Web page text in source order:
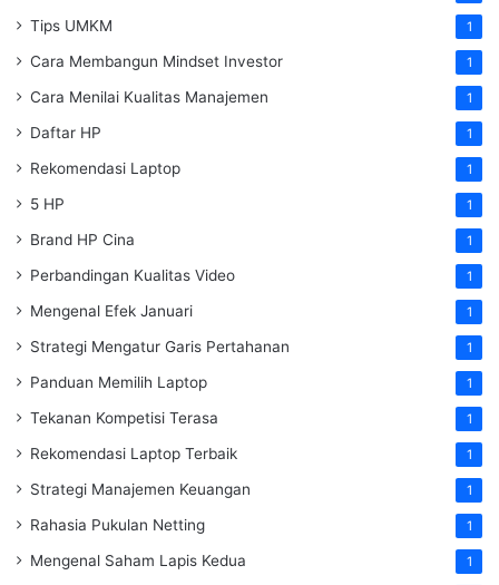
Tips UMKM 1
Cara Membangun Mindset Investor 1
Cara Menilai Kualitas Manajemen 1
Daftar HP 1
Rekomendasi Laptop 1
5 HP 1
Brand HP Cina 1
Perbandingan Kualitas Video 1
Mengenal Efek Januari 1
Strategi Mengatur Garis Pertahanan 1
Panduan Memilih Laptop 1
Tekanan Kompetisi Terasa 1
Rekomendasi Laptop Terbaik 1
Strategi Manajemen Keuangan 1
Rahasia Pukulan Netting 1
Mengenal Saham Lapis Kedua 1